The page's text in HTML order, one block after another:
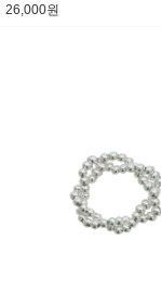
26,000원